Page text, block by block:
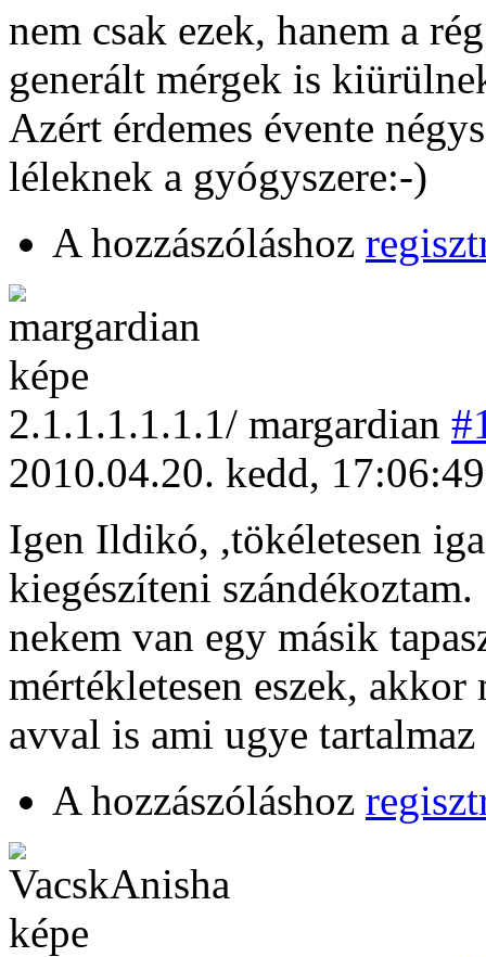
nem csak ezek, hanem a
generált mérgek is
Azért érdemes évente
léleknek a gyógyszere:-)
A hozzászóláshoz
2.1.1.1.1.1.1/ margardian
2010.04.20. kedd, 17:06:49
Igen Ildikó, ,tökéletesen
kiegészíteni szándékoztam.
nekem van egy másik
mértékletesen eszek,
avval is ami ugye
A hozzászóláshoz